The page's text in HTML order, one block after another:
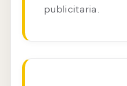
publicitaria.